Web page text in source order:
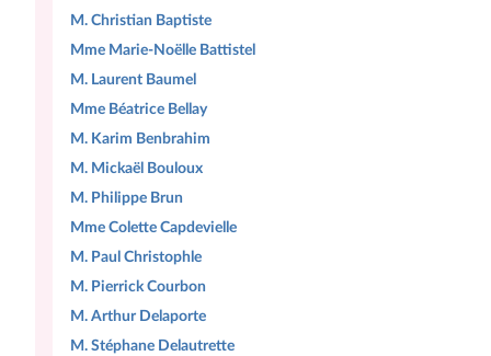
M. Christian Baptiste
Mme Marie-Noëlle Battistel
M. Laurent Baumel
Mme Béatrice Bellay
M. Karim Benbrahim
M. Mickaël Bouloux
M. Philippe Brun
Mme Colette Capdevielle
M. Paul Christophle
M. Pierrick Courbon
M. Arthur Delaporte
M. Stéphane Delautrette